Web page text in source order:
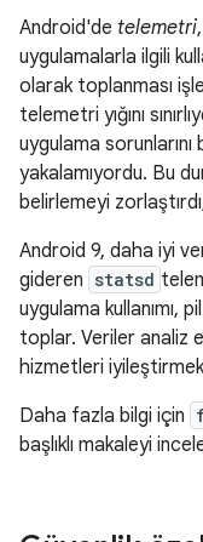
Android'de telemetri
uygulamalarla ilgili
olarak toplanması
telemetri yığını
uygulama
yakalamıyordu. Bu
belirlemeyi
Android 9, daha iyi
gideren statsd
uygulama kullanımı,
toplar. Veriler analiz
hizmetleri iyileştirmek
Daha fazla bilgi için
başlıklı makaleyi